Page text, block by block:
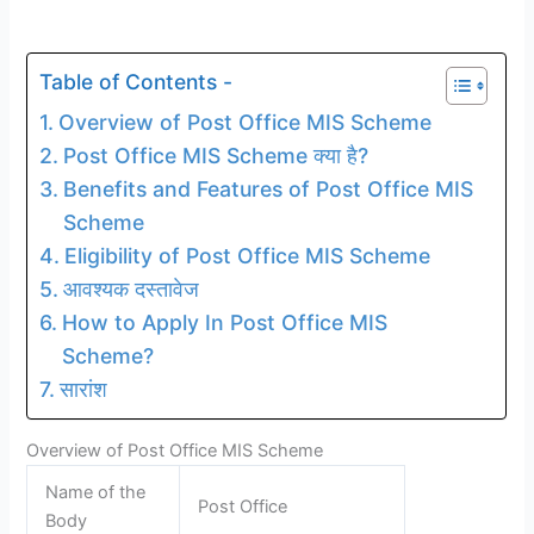
Table of Contents -
Overview of Post Office MIS Scheme
Post Office MIS Scheme क्या है?
Benefits and Features of Post Office MIS
Scheme
Eligibility of Post Office MIS Scheme
आवश्यक दस्तावेज
How to Apply In Post Office MIS
Scheme?
सारांश
Overview of Post Office MIS Scheme
Name of the
Body
Post Office